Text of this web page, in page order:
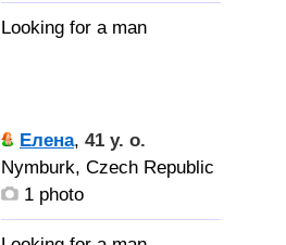
Елена, 41 y. o.
Nymburk, Czech Republic
1 photo